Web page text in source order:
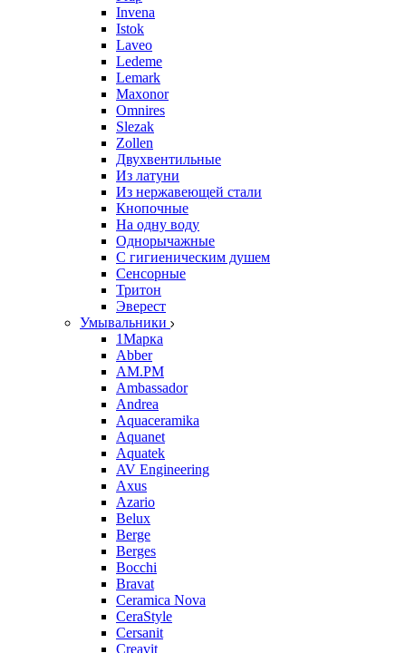
Invena
Istok
Laveo
Ledeme
Lemark
Maxonor
Omnires
Slezak
Zollen
Двухвентильные
Из латуни
Из нержавеющей стали
Кнопочные
На одну воду
Однорычажные
С гигиеническим душем
Сенсорные
Тритон
Эверест
Умывальники
1Марка
Abber
AM.PM
Ambassador
Andrea
Aquaceramika
Aquanet
Aquatek
AV Engineering
Axus
Azario
Belux
Berge
Berges
Bocchi
Bravat
Ceramica Nova
CeraStyle
Cersanit
Creavit